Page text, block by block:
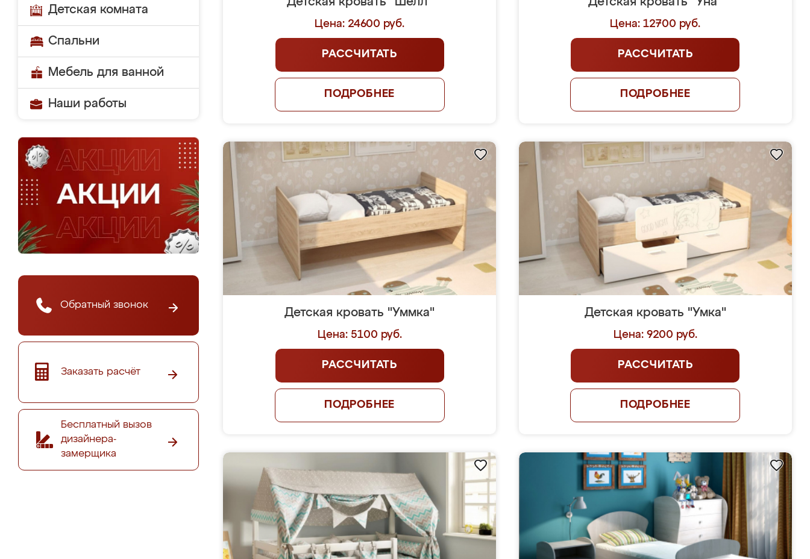
Детская комната
Спальни
Мебель для ванной
Наши работы
Обратный звонок
Заказать расчёт
Бесплатный вызов
дизайнера-
замерщика
Цена: 24600 руб.
РАССЧИТАТЬ
ПОДРОБНЕЕ
Цена: 12700 руб.
РАССЧИТАТЬ
ПОДРОБНЕЕ
Детская кровать "Уммка"
Цена: 5100 руб.
РАССЧИТАТЬ
ПОДРОБНЕЕ
Детская кровать "Умка"
Цена: 9200 руб.
РАССЧИТАТЬ
ПОДРОБНЕЕ